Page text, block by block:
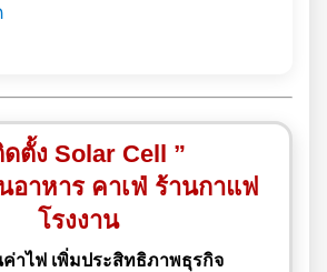
ดตั้ง Solar Cell ”
อาหาร คาเฟ่ ร้านกาแฟ
โรงงาน
าไฟ เพิ่มประสิทธิภาพธุรกิจ